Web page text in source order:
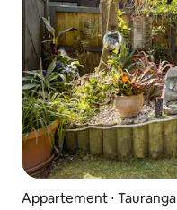
Appartement ⋅ Tauranga